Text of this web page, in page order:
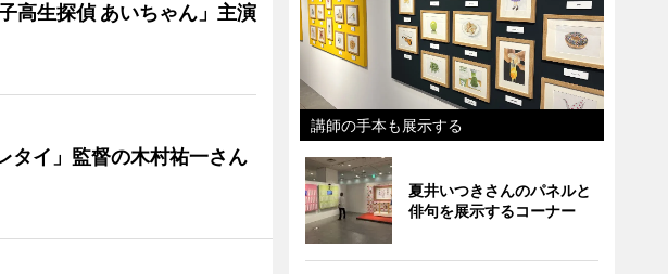
高生探偵 あいちゃん」主演
タイ」監督の木村祐一さん
講師の手本も展示する
夏井いつきさんのパネルと
俳句を展示するコーナー